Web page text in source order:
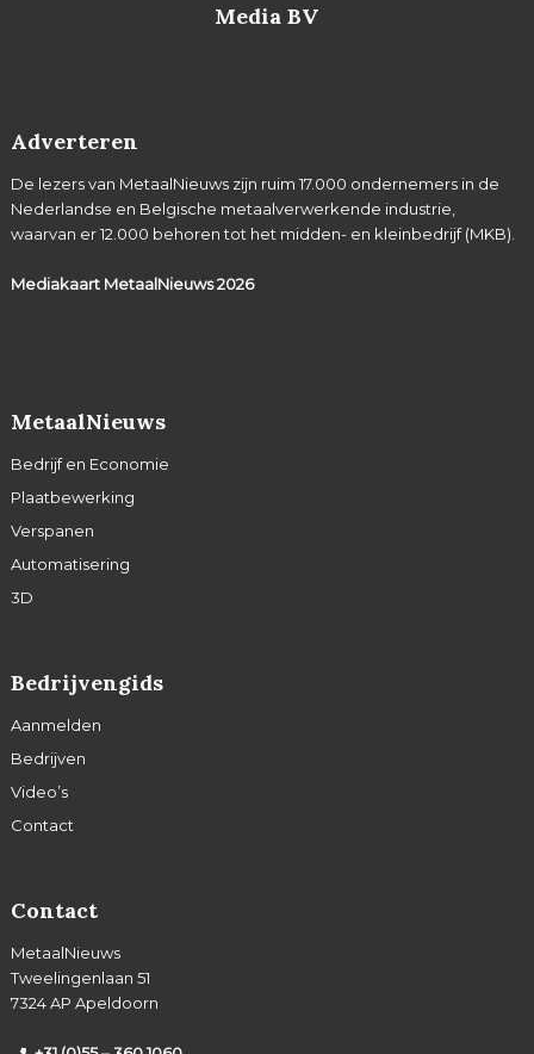
Media BV
Adverteren
De lezers van MetaalNieuws zijn ruim 17.000 ondernemers in de
Nederlandse en Belgische metaalverwerkende industrie,
waarvan er 12.000 behoren tot het midden- en kleinbedrijf (MKB).
Mediakaart MetaalNieuws2026
MetaalNieuws
Bedrijf en Economie
Plaatbewerking
Verspanen
Automatisering
3D
Bedrijvengids
Aanmelden
Bedrijven
Video’s
Contact
Contact
MetaalNieuws
Tweelingenlaan 51
7324 AP Apeldoorn